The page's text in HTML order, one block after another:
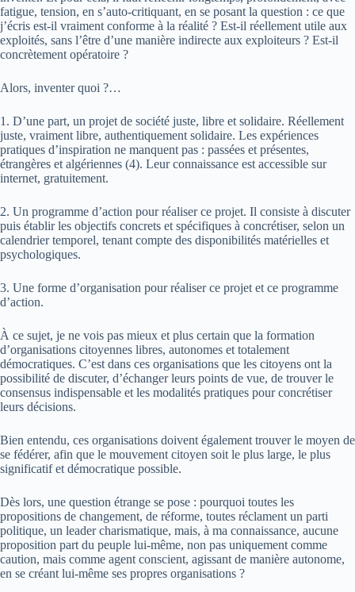
fatigue, tension, en s’auto-critiquant, en se posant la question : ce que
j’écris est-il vraiment conforme à la réalité ? Est-il réellement utile aux
exploités, sans l’être d’une manière indirecte aux exploiteurs ? Est-il
concrètement opératoire ?
Alors, inventer quoi ?…
1. D’une part, un projet de société juste, libre et solidaire. Réellement
juste, vraiment libre, authentiquement solidaire. Les expériences
pratiques d’inspiration ne manquent pas : passées et présentes,
étrangères et algériennes (4). Leur connaissance est accessible sur
internet, gratuitement.
2. Un programme d’action pour réaliser ce projet. Il consiste à discuter
puis établir les objectifs concrets et spécifiques à concrétiser, selon un
calendrier temporel, tenant compte des disponibilités matérielles et
psychologiques.
3. Une forme d’organisation pour réaliser ce projet et ce programme
d’action.
À ce sujet, je ne vois pas mieux et plus certain que la formation
d’organisations citoyennes libres, autonomes et totalement
démocratiques. C’est dans ces organisations que les citoyens ont la
possibilité de discuter, d’échanger leurs points de vue, de trouver le
consensus indispensable et les modalités pratiques pour concrétiser
leurs décisions.
Bien entendu, ces organisations doivent également trouver le moyen de
se fédérer, afin que le mouvement citoyen soit le plus large, le plus
significatif et démocratique possible.
Dès lors, une question étrange se pose : pourquoi toutes les
propositions de changement, de réforme, toutes réclament un parti
politique, un leader charismatique, mais, à ma connaissance, aucune
proposition part du peuple lui-même, non pas uniquement comme
caution, mais comme agent conscient, agissant de manière autonome,
en se créant lui-même ses propres organisations ?